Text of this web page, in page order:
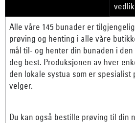
Alle våre 145 bunader er
prøving og henting i alle våre
mål til- og henter din bunaden i
deg best. Produksjonen av hver
den lokale systua som er spesialist
velger.
Du kan også bestille prøving til din